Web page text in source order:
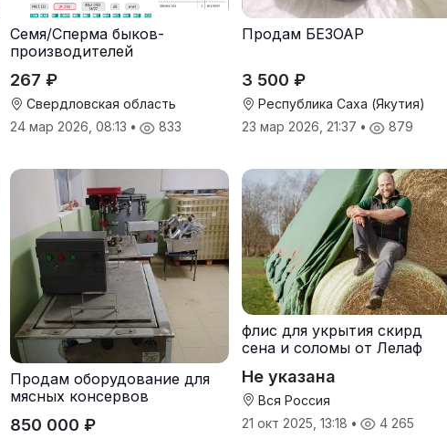
Семя/Сперма быков-
производителей
267 ₽
Свердловская область
24 мар 2026, 08:13 • 833
Продам БЕЗОАР
3 500 ₽
Республика Саха (Якутия)
23 мар 2026, 21:37 • 879
Продам оборудование для
мясных консервов
850 000 ₽
флис для укрытия скирд
сена и соломы от Лелаф
Не указана
Вся Россия
21 окт 2025, 13:18 • 4 265